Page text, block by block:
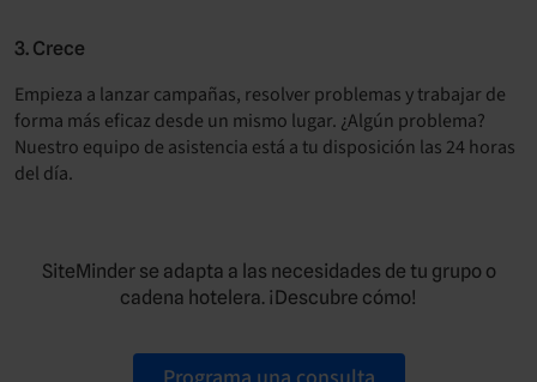
3. Crece
Empieza a lanzar campañas, resolver problemas y trabajar de
forma más eficaz desde un mismo lugar. ¿Algún problema?
Nuestro equipo de asistencia está a tu disposición las 24 horas
del día.
SiteMinder se adapta a las necesidades de tu grupo o
cadena hotelera. ¡Descubre cómo!